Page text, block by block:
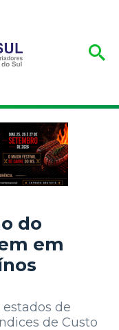
do
em
de
de Custo